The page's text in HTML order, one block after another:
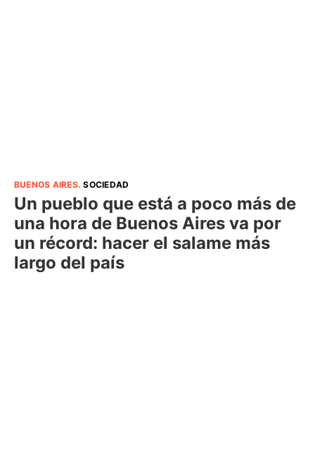
BUENOS AIRES.SOCIEDAD
Un pueblo que está a poco más de
una hora de Buenos Aires va por
un récord: hacer el salame más
largo del país